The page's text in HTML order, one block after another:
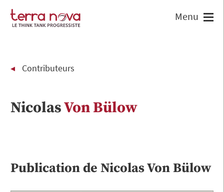
Contributeurs
NicolasVon Bülow
Publication de NicolasVon Bülow